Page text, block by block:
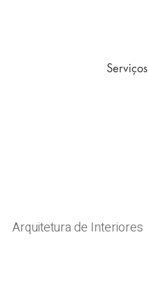
Serviços
Arquitetura de Interiores